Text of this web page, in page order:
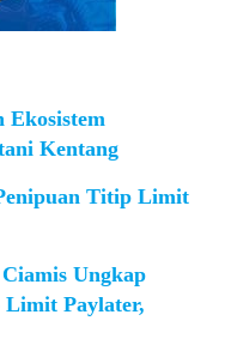
Ekosistem
Kentang
Titip Limit
Ungkap
Limit Paylater,